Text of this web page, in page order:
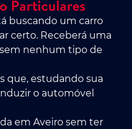
Particulares
buscando um carro
certo. Receberá uma
sem nenhum tipo de
que, estudando sua
o automóvel
em Aveiro sem ter